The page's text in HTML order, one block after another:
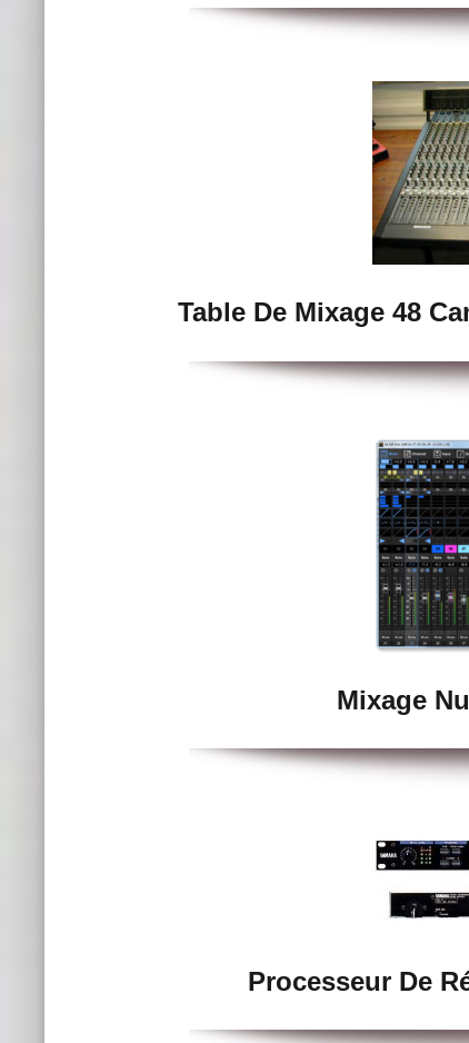
Table De Mixage 48
Mixage
Processeur De